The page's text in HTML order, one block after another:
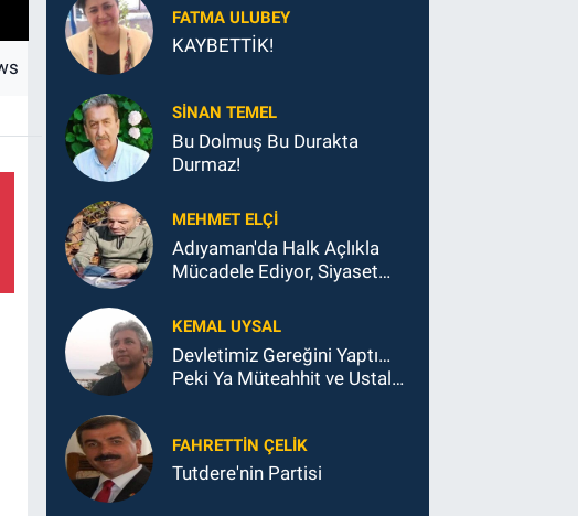
FATMA ULUBEY
KAYBETTİK!
SINAN TEMEL
Bu Dolmuş Bu Durakta
Durmaz!
MEHMET ELÇI
Adıyaman'da Halk Açlıkla
Mücadele Ediyor, Siyaset
KEMAL UYSAL
Devletimiz Gereğini Yaptı…
Peki Ya Müteahhit ve Ustalar
FAHRETTIN ÇELİK
Tutdere'nin Partisi